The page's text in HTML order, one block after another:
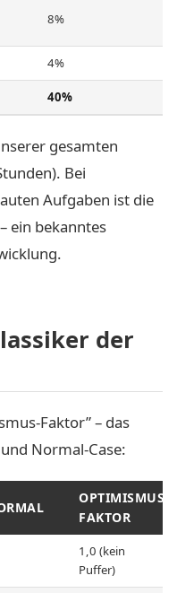
8%
4%
40%
gesamten
Bei
Aufgaben ist die
ein bekanntes
der
Faktor” – das
Normal-Case:
OPTIMISMUS-
FAKTOR
1,0 (kein
Puffer)